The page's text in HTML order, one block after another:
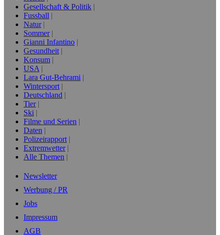
Gesellschaft & Politik
Fussball
Natur
Sommer
Gianni Infantino
Gesundheit
Konsum
USA
Lara Gut-Behrami
Wintersport
Deutschland
Tier
Ski
Filme und Serien
Daten
Polizeirapport
Extremwetter
Alle Themen
Newsletter
Werbung / PR
Jobs
Impressum
AGB